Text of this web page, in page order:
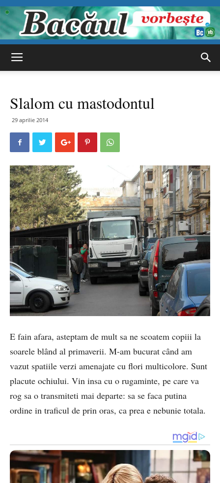
vorbește
Slalom cu mastodontul
29 aprilie 2014
E fain afara, asteptam de mult sa ne scoatem copiii la
soarele blând al primaverii. M-am bucurat când am
vazut spatiile verzi amenajate cu flori multicolore. Sunt
placute ochiului. Vin insa cu o rugaminte, pe care va
rog sa o transmiteti mai departe: sa se faca putina
ordine in traficul de prin oras, ca prea e nebunie totala.